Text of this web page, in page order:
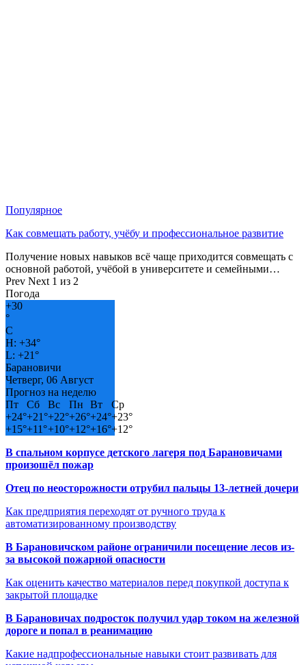
Популярное
Как совмещать работу, учёбу и профессиональное развитие
Получение новых навыков всё чаще приходится совмещать с
основной работой, учёбой в университете и семейными…
Prev Next 1 из 2
Погода
+30
°
C
H: +34°
L: +21°
Барановичи
Четверг, 06 Август
Прогноз на неделю
Пт
Сб Вс Пн Вт
Ср
+24°+21°+22°+26°+24°+23°
+15°+11°+10°+12°+16°+12°
В спальном корпусе детского лагеря под Барановичами
произошёл пожар
Отец по неосторожности отрубил пальцы 13-летней дочери
Как предприятия переходят от ручного труда к
автоматизированному производству
В Барановичском районе ограничили посещение лесов из-
за высокой пожарной опасности
Как оценить качество материалов перед покупкой доступа к
закрытой площадке
В Барановичах подросток получил удар током на железной
дороге и попал в реанимацию
Какие надпрофессиональные навыки стоит развивать для